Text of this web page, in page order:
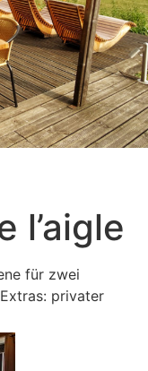
l’aigle
für zwei
privater